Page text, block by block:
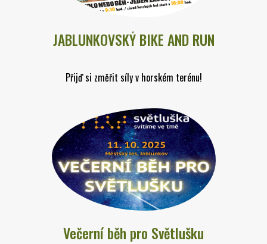
JABLUNKOVSKÝ BIKE AND RUN
Přijď si změřit síly v horském terénu!
Večerní běh pro Světlušku